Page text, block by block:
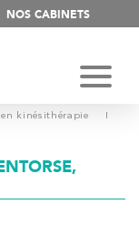
NOS CABINETS
NOS CABINETS
kinésithérapie
I